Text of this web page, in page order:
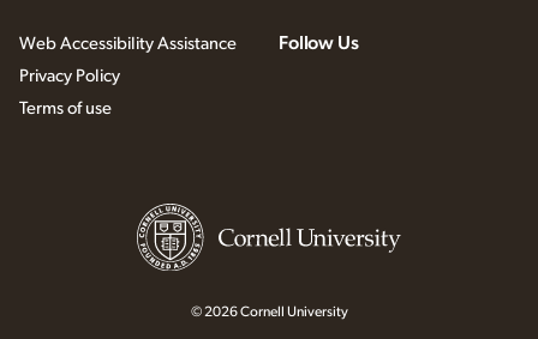
Web Accessibility Assistance
Privacy Policy
Terms of use
Follow Us
© 2026 Cornell University